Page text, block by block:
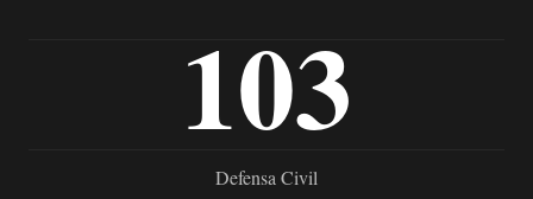
103
Defensa Civil